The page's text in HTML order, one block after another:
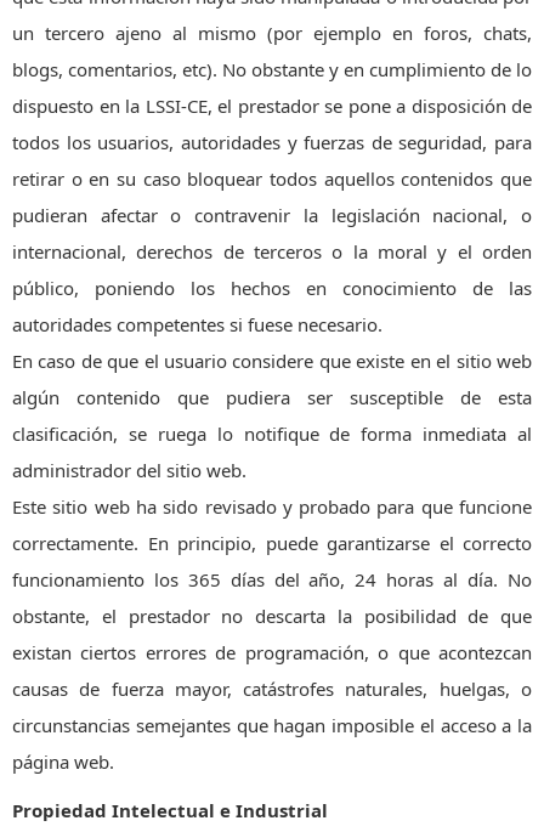
un tercero ajeno al mismo (por ejemplo en foros, chats,
blogs, comentarios, etc). No obstante y en cumplimiento de lo
dispuesto en la LSSI-CE, el prestador se pone a disposición de
todos los usuarios, autoridades y fuerzas de seguridad, para
retirar o en su caso bloquear todos aquellos contenidos que
pudieran afectar o contravenir la legislación nacional, o
internacional, derechos de terceros o la moral y el orden
público, poniendo los hechos en conocimiento de las
autoridades competentes si fuese necesario.
En caso de que el usuario considere que existe en el sitio web
algún contenido que pudiera ser susceptible de esta
clasificación, se ruega lo notifique de forma inmediata al
administrador del sitio web.
Este sitio web ha sido revisado y probado para que funcione
correctamente. En principio, puede garantizarse el correcto
funcionamiento los 365 días del año, 24 horas al día. No
obstante, el prestador no descarta la posibilidad de que
existan ciertos errores de programación, o que acontezcan
causas de fuerza mayor, catástrofes naturales, huelgas, o
circunstancias semejantes que hagan imposible el acceso a la
página web.
Propiedad Intelectual e Industrial